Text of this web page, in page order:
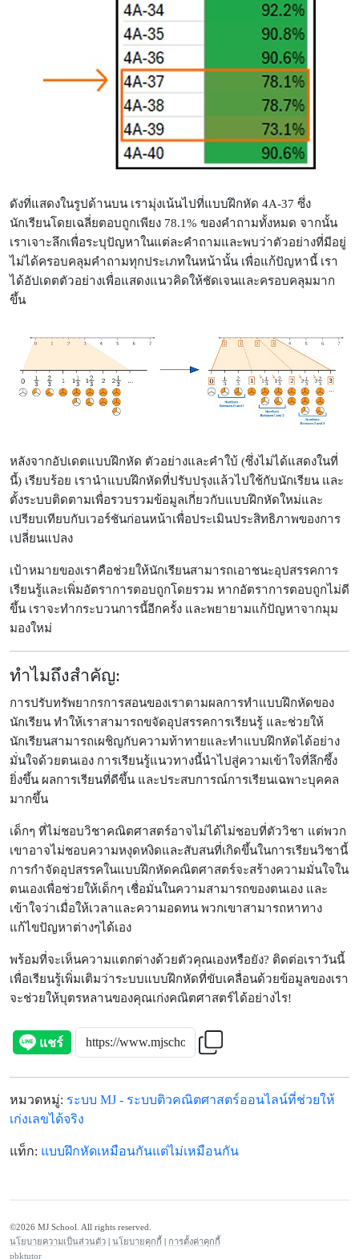
ดังที่แสดงในรูปด้านบน เรามุ่งเน้นไปที่แบบฝึกหัด 4A-37 ซึ่ง
นักเรียนโดยเฉลี่ยตอบถูกเพียง 78.1% ของคำถามทั้งหมด จากนั้น
เราเจาะลึกเพื่อระบุปัญหาในแต่ละคำถามและพบว่าตัวอย่างที่มีอยู่
ไม่ได้ครอบคลุมคำถามทุกประเภทในหน้านั้น เพื่อแก้ปัญหานี้ เรา
ได้อัปเดตตัวอย่างเพื่อแสดงแนวคิดให้ชัดเจนและครอบคลุมมาก
ขึ้น
หลังจากอัปเดตแบบฝึกหัด ตัวอย่างและคำใบ้ (ซึ่งไม่ได้แสดงในที่
นี้) เรียบร้อย เรานำแบบฝึกหัดที่ปรับปรุงแล้วไปใช้กับนักเรียน และ
ตั้งระบบติดตามเพื่อรวบรวมข้อมูลเกี่ยวกับแบบฝึกหัดใหม่และ
เปรียบเทียบกับเวอร์ชันก่อนหน้าเพื่อประเมินประสิทธิภาพของการ
เปลี่ยนแปลง
เป้าหมายของเราคือช่วยให้นักเรียนสามารถเอาชนะอุปสรรคการ
เรียนรู้และเพิ่มอัตราการตอบถูกโดยรวม หากอัตราการตอบถูกไม่ดี
ขึ้น เราจะทำกระบวนการนี้อีกครั้ง และพยายามแก้ปัญหาจากมุม
มองใหม่
ทำไมถึงสำคัญ:
การปรับทรัพยากรการสอนของเราตามผลการทำแบบฝึกหัดของ
นักเรียน ทำให้เราสามารถขจัดอุปสรรคการเรียนรู้ และช่วยให้
นักเรียนสามารถเผชิญกับความท้าทายและทำแบบฝึกหัดได้อย่าง
มั่นใจด้วยตนเอง การเรียนรู้แนวทางนี้นำไปสู่ความเข้าใจที่ลึกซึ้ง
ยิ่งขึ้น ผลการเรียนที่ดีขึ้น และประสบการณ์การเรียนเฉพาะบุคคล
มากขึ้น
เด็กๆ ที่ไม่ชอบวิชาคณิตศาสตร์อาจไม่ได้ไม่ชอบที่ตัววิชา แต่พวก
เขาอาจไม่ชอบความหงุดหงิดและสับสนที่เกิดขึ้นในการเรียนวิชานี้
การกำจัดอุปสรรคในแบบฝึกหัดคณิตศาสตร์จะสร้างความมั่นใจใน
ตนเองเพื่อช่วยให้เด็กๆ เชื่อมั่นในความสามารถของตนเอง และ
เข้าใจว่าเมื่อให้เวลาและความอดทน พวกเขาสามารถหาทาง
แก้ไขปัญหาต่างๆได้เอง
พร้อมที่จะเห็นความแตกต่างด้วยตัวคุณเองหรือยัง? ติดต่อเราวันนี้
เพื่อเรียนรู้เพิ่มเติมว่าระบบแบบฝึกหัดที่ขับเคลื่อนด้วยข้อมูลของเรา
จะช่วยให้บุตรหลานของคุณเก่งคณิตศาสตร์ได้อย่างไร!
หมวดหมู่: ระบบ MJ - ระบบติวคณิตศาสตร์ออนไลน์ที่ช่วยให้
เก่งเลขได้จริง
แท็ก: แบบฝึกหัดเหมือนกันแต่ไม่เหมือนกัน
©2026 MJ School. All rights reserved.
นโยบายความเป็นส่วนตัว
นโยบายคุกกี้
การตั้งค่าคุกกี้
pbktutor